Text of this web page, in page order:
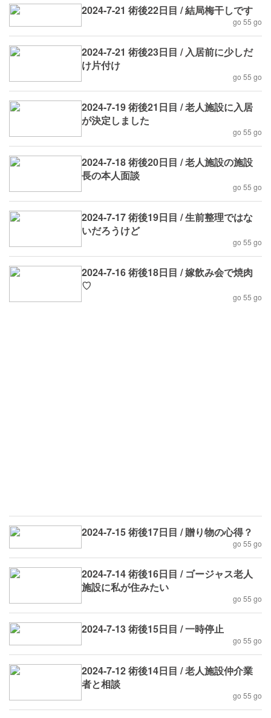
2024-7-21 術後22日目 / 結局梅干しです
go 55 go
2024-7-21 術後23日目 / 入居前に少しだ
け片付け
go 55 go
2024-7-19 術後21日目 / 老人施設に入居
が決定しました
go 55 go
2024-7-18 術後20日目 / 老人施設の施設
長の本人面談
go 55 go
2024-7-17 術後19日目 / 生前整理ではな
いだろうけど
go 55 go
2024-7-16 術後18日目 / 嫁飲み会で焼肉
♡
go 55 go
2024-7-15 術後17日目 / 贈り物の心得？
go 55 go
2024-7-14 術後16日目 / ゴージャス老人
施設に私が住みたい
go 55 go
2024-7-13 術後15日目 / 一時停止
go 55 go
2024-7-12 術後14日目 / 老人施設仲介業
者と相談
go 55 go